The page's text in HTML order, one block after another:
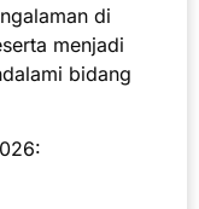
di
menjadi
bidang